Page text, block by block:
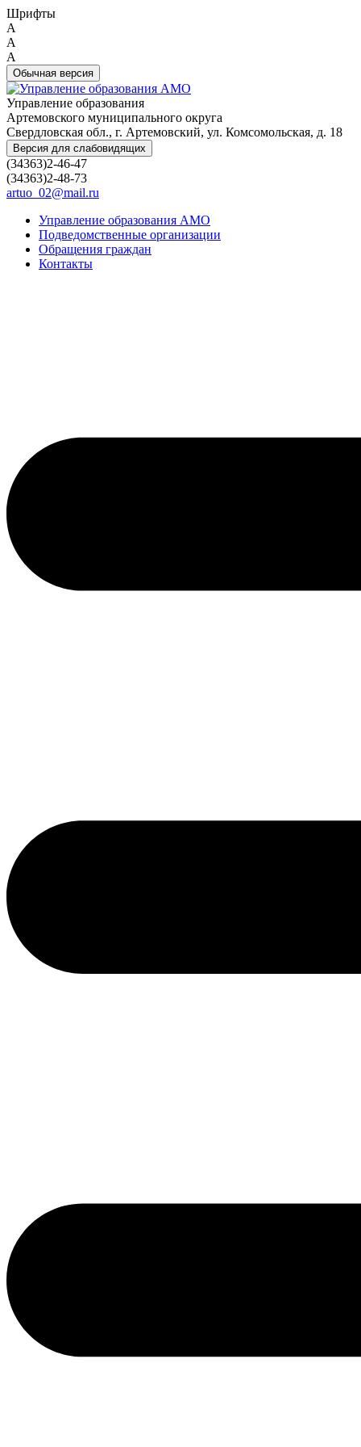
Шрифты
A
A
A
Обычная версия
Управление образования
Артемовского муниципального округа
Свердловская обл., г. Артемовский, ул. Комсомольская, д. 18
Версия для слабовидящих
(34363)2-46-47
(34363)2-48-73
artuo_02@mail.ru
Управление образования АМО
Подведомственные организации
Обращения граждан
Контакты